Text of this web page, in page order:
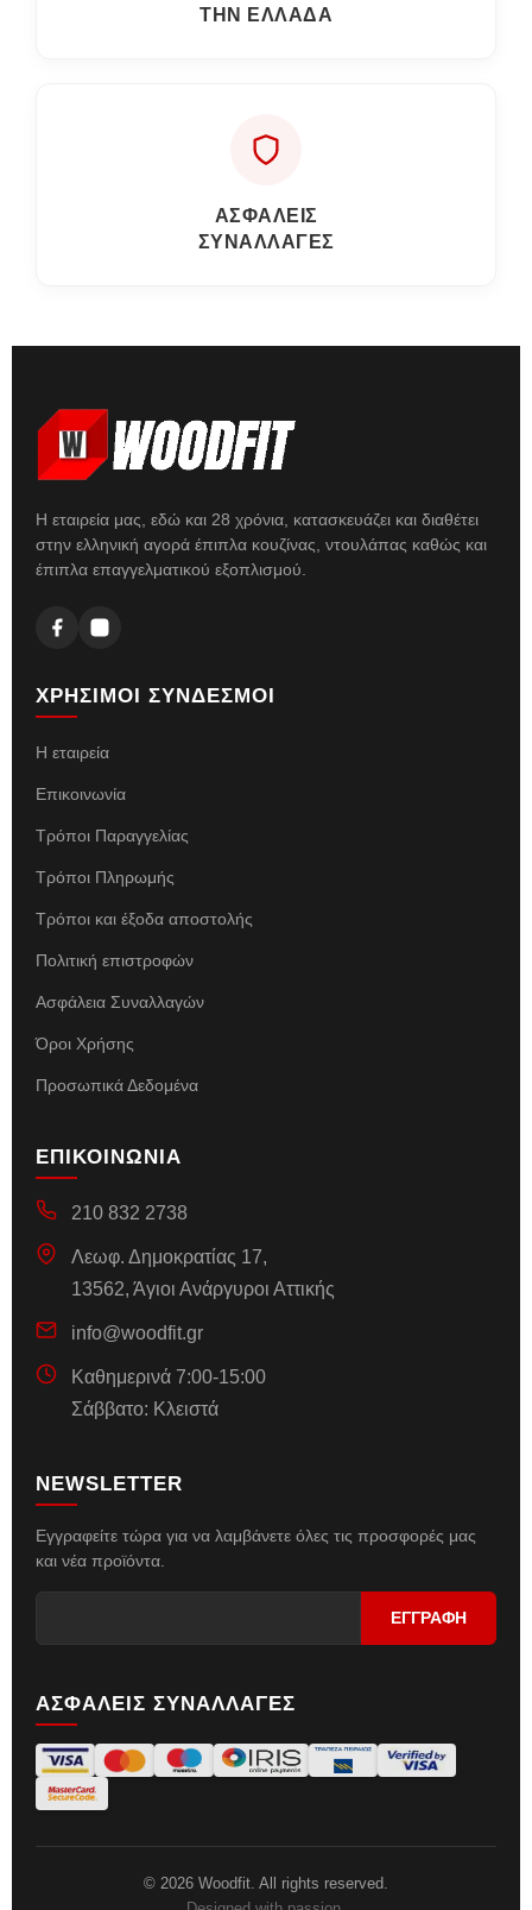
ΤΗΝ ΕΛΛΑΔΑ
ΑΣΦΑΛΕΙΣ
ΣΥΝΑΛΛΑΓΕΣ
Η εταιρεία μας, εδώ και 28 χρόνια, κατασκευάζει και διαθέτει
στην ελληνική αγορά έπιπλα κουζίνας, ντουλάπας καθώς και
έπιπλα επαγγελματικού εξοπλισμού.
ΧΡΗΣΙΜΟΙ ΣΥΝΔΕΣΜΟΙ
Η εταιρεία
Επικοινωνία
Τρόποι Παραγγελίας
Τρόποι Πληρωμής
Τρόποι και έξοδα αποστολής
Πολιτική επιστροφών
Ασφάλεια Συναλλαγών
Όροι Χρήσης
Προσωπικά Δεδομένα
ΕΠΙΚΟΙΝΩΝΙΑ
210 832 2738
Λεωφ. Δημοκρατίας 17,
13562, Άγιοι Ανάργυροι Αττικής
info@woodfit.gr
Καθημερινά 7:00-15:00
Σάββατο: Κλειστά
NEWSLETTER
Εγγραφείτε τώρα για να λαμβάνετε όλες τις προσφορές μας
και νέα προϊόντα.
ΑΣΦΑΛΕΙΣ ΣΥΝΑΛΛΑΓΕΣ
© 2026 Woodfit. All rights reserved.